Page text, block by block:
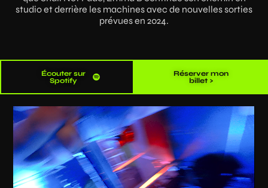
studio et derrière les machines avec de nouvelles sorties
prévues en 2024.
Écouter sur
Spotify
Réserver mon
billet >